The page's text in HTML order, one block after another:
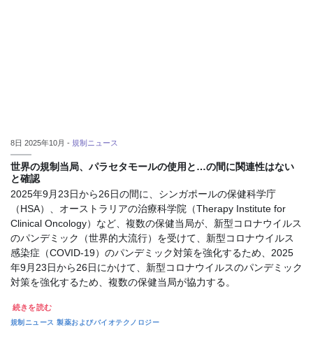
8日 2025年10月 - 規制ニュース
世界の規制当局、パラセタモールの使用と…の間に関連性はない
と確認
2025年9月23日から26日の間に、シンガポールの保健科学庁
（HSA）、オーストラリアの治療科学院（Therapy Institute for
Clinical Oncology）など、複数の保健当局が、新型コロナウイルス
のパンデミック（世界的大流行）を受けて、新型コロナウイルス
感染症（COVID-19）のパンデミック対策を強化するため、2025
年9月23日から26日にかけて、新型コロナウイルスのパンデミック
対策を強化するため、複数の保健当局が協力する。
続きを読む
規制ニュース 製薬およびバイオテクノロジー